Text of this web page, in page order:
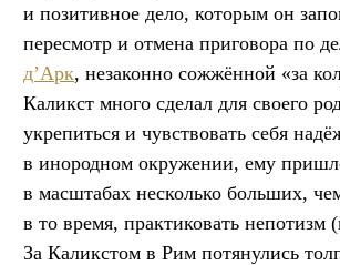
и позитивное дело, которым он
пересмотр и отмена приговора по
д’Арк, незаконно сожжённой «за
Каликст много сделал для своего
укрепиться и чувствовать себя
в инородном окружении, ему
в масштабах несколько больших,
в то время, практиковать непотизм
За Каликстом в Рим потянулись